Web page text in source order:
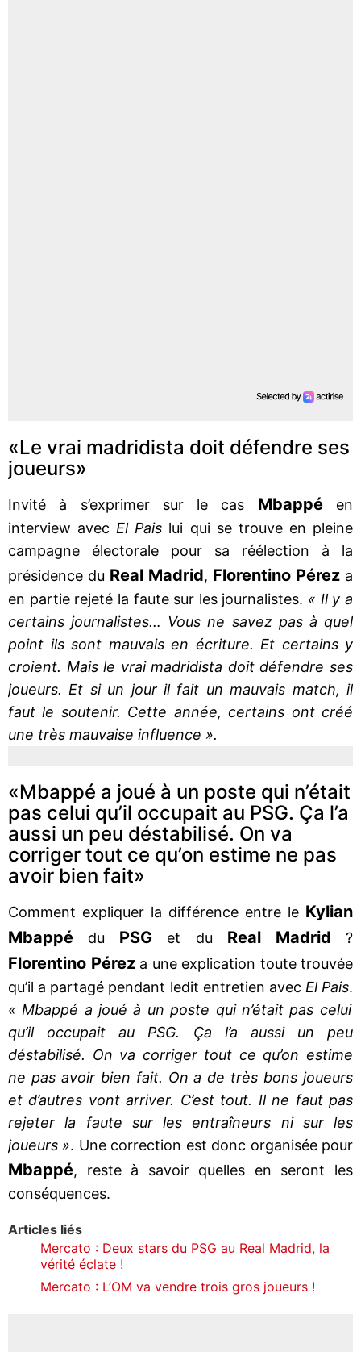
«Le vrai madridista doit défendre ses
joueurs»
Invité à s’exprimer sur le cas Mbappé
en
interview avec El Pais lui qui se trouve en pleine
campagne électorale pour sa réélection à la
présidence du Real Madrid, Florentino Pérez a
en partie rejeté la faute sur les journalistes. « Il y a
certains journalistes… Vous ne savez pas à quel
point ils sont mauvais en écriture. Et certains y
croient. Mais le vrai madridista doit défendre ses
joueurs. Et si un jour il fait un mauvais match, il
faut le soutenir. Cette année, certains ont créé
une très mauvaise influence ».
«Mbappé a joué à un poste qui n’était
pas celui qu’il occupait au PSG. Ça l’a
aussi un peu déstabilisé. On va
corriger tout ce qu’on estime ne pas
avoir bien fait»
Comment expliquer la différence entre le Kylian
Mbappé
du PSG et du Real Madrid?
Florentino Pérez a une explication toute trouvée
qu’il a partagé pendant ledit entretien avec El Pais.
« Mbappé a joué à un poste qui n’était pas celui
qu’il occupait au PSG. Ça l’a aussi un peu
déstabilisé. On va corriger tout ce qu’on estime
ne pas avoir bien fait. On a de très bons joueurs
et d’autres vont arriver. C’est tout. Il ne faut pas
rejeter la faute sur les entraîneurs ni sur les
joueurs ». Une correction est donc organisée pour
Mbappé, reste à savoir quelles en seront les
conséquences.
Articles liés
Mercato : Deux stars du PSG au Real Madrid, la
vérité éclate !
Mercato : L’OM va vendre trois gros joueurs !